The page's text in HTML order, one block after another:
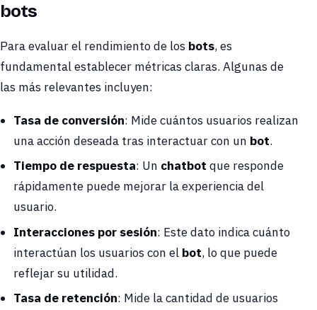
bots
Para evaluar el rendimiento de los bots, es
fundamental establecer métricas claras. Algunas de
las más relevantes incluyen:
Tasa de conversión: Mide cuántos usuarios realizan
una acción deseada tras interactuar con un bot.
Tiempo de respuesta: Un chatbot que responde
rápidamente puede mejorar la experiencia del
usuario.
Interacciones por sesión: Este dato indica cuánto
interactúan los usuarios con el bot, lo que puede
reflejar su utilidad.
Tasa de retención: Mide la cantidad de usuarios